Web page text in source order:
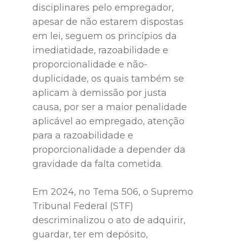
disciplinares pelo empregador,
apesar de não estarem dispostas
em lei, seguem os princípios da
imediatidade, razoabilidade e
proporcionalidade e não-
duplicidade, os quais também se
aplicam à demissão por justa
causa, por ser a maior penalidade
aplicável ao empregado, atenção
para a razoabilidade e
proporcionalidade a depender da
gravidade da falta cometida.
Em 2024, no Tema 506, o Supremo
Tribunal Federal (STF)
descriminalizou o ato de adquirir,
guardar, ter em depósito,